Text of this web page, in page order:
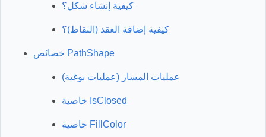
كيفية إنشاء شكل؟
كيفية إضافة العقد (النقاط)؟
خصائص PathShape
عمليات المسار (عمليات بوغية)
خاصية IsClosed
خاصية FillColor